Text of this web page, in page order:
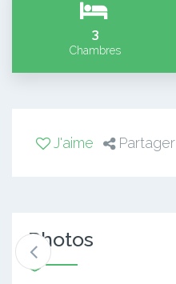
3
Chambres
J'aime Partager
Photos